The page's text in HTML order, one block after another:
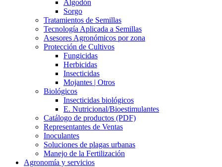
Algodón
Sorgo
Tratamientos de Semillas
Tecnología Aplicada a Semillas
Asesores Agronómicos por zona
Protección de Cultivos
Fungicidas
Herbicidas
Insecticidas
Mojantes | Otros
Biológicos
Insecticidas biológicos
E. Nutricional/Bioestimulantes
Catálogo de productos (PDF)
Representantes de Ventas
Inoculantes
Soluciones de plagas urbanas
Manejo de la Fertilización
Agronomía y servicios